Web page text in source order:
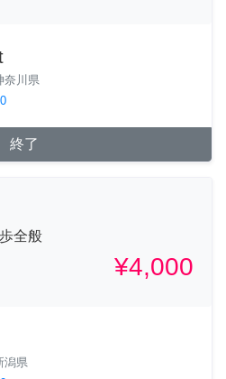
奈川県
0
終了
全般
¥4,000
潟県